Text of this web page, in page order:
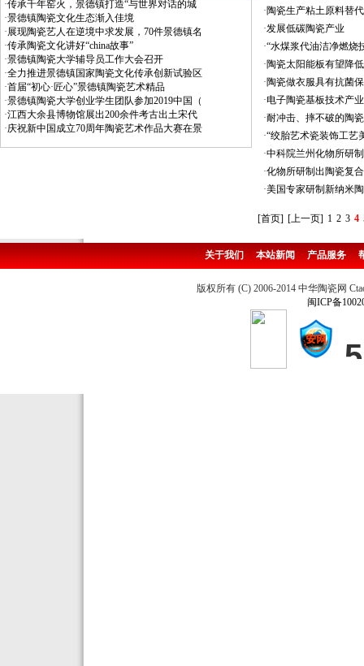
·传承千年窑火，景德镇打造“与世界对话的城
·景德镇陶瓷文化生态渐入佳境
·展现陶瓷艺人在逆境中求发展，70件景德镇名
·传承陶瓷文化讲好“china故事”
·景德镇陶瓷大学辅导员工作大会召开
·全力推进景德镇国家陶瓷文化传承创新试验区
·首届“初心·匠心”景德镇陶瓷艺术精品
·景德镇陶瓷大学创业学生团队参加2019中国（
·江西大余县博物馆展出200余件考古出土宋代
·庆祝新中国成立70周年陶瓷艺术作品大赛在景
·陶瓷生产粘土原料替
·发展低碳陶瓷产业
·“水煤浆代油洁净燃烧
·陶瓷太阳能板有望降
·陶瓷做衣服具有抗菌
·电子陶瓷基板技术产
·耐冲击、摔不破的陶
·“绞胎艺术瓷装饰工艺
·中科院兰州化物所研
·化物所研制出陶瓷复
·美国专家研制新纳米
[首页] [上一页] 1 2 3 4
关于我们 本站新闻 产品服务
版权所有 (C) 2006-2014 中华陶瓷网
闽ICP备